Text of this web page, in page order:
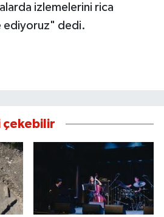
izlemelerini rica
ediyoruz" dedi.
çekebilir